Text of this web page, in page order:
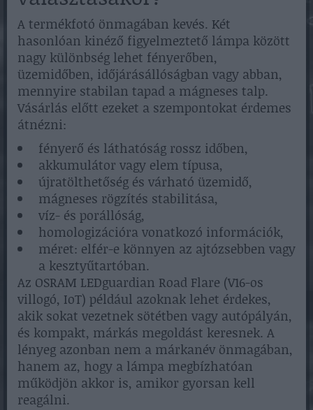
A termékfotó önmagában kevés. Két
hasonlóan kinéző figyelmeztető lámpa között
nagy különbség lehet fényerőben,
üzemidőben, időjárásállóságban vagy abban,
mennyire stabilan tapad a mágneses talp.
Vásárlás előtt ezeket a szempontokat érdemes
átnézni:
fényerő és láthatóság rossz időben,
akkumulátor vagy elem típusa,
újratölthetőség és várható üzemidő,
mágneses rögzítés stabilitása,
víz- és porállóság,
homologizációra vonatkozó információk,
méret: elfér-e könnyen az ajtózsebben vagy
a kesztyűtartóban.
Az OSRAM LEDguardian Road Flare (V16-os
villogó, IoT) például azoknak lehet érdekes,
akik sokat vezetnek sötétben vagy autópályán,
és kompakt, márkás megoldást keresnek. A
lényeg azonban nem a márkanév önmagában,
hanem az, hogy a lámpa megbízhatóan
működjön akkor is, amikor gyorsan kell
reagálni.